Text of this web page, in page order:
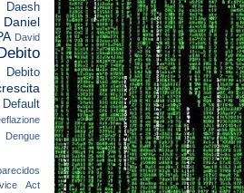
Daesh
Daniel
David
Debito
Default
Dengue
Act